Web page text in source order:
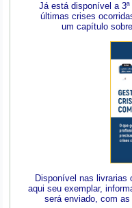
Já está disponível a
últimas crises
um capítulo
Disponível nas livrarias
aqui seu exemplar,
será enviado, com